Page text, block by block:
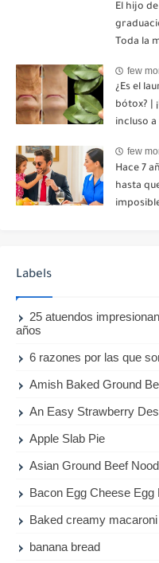
El hijo
Toda la
un
few
¿Es el
bótox? |
incluso a
few
Hace 7
hasta
Labels
25 atuendos
años
6 razones por las que
Amish Baked Ground
An Easy Strawberry
Apple Slab Pie
Asian Ground Beef
Bacon Egg Cheese Egg
Baked creamy
banana bread